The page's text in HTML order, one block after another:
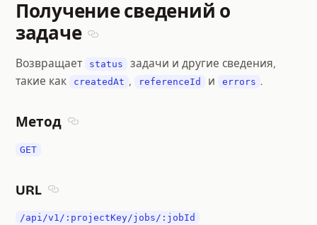
Получение сведений о
задаче
Возвращает
status
задачи и другие сведения,
такие как
createdAt , referenceId и errors .
Метод
GET
URL
/api/v1/:projectKey/jobs/:jobId